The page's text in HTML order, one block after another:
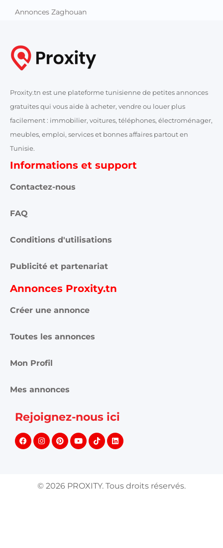
Annonces Zaghouan
Proxity.tn est une plateforme tunisienne de petites annonces
gratuites qui vous aide à acheter, vendre ou louer plus
facilement : immobilier, voitures, téléphones, électroménager,
meubles, emploi, services et bonnes affaires partout en
Tunisie.
Informations et support
Contactez-nous
FAQ
Conditions d'utilisations
Publicité et partenariat
Annonces Proxity.tn
Créer une annonce
Toutes les annonces
Mon Profil
Mes annonces
Rejoignez-nous ici
© 2026 PROXITY. Tous droits réservés.